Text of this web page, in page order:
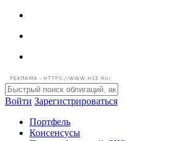
РЕКЛАМА • HTTPS://WWW.HSE.RU/